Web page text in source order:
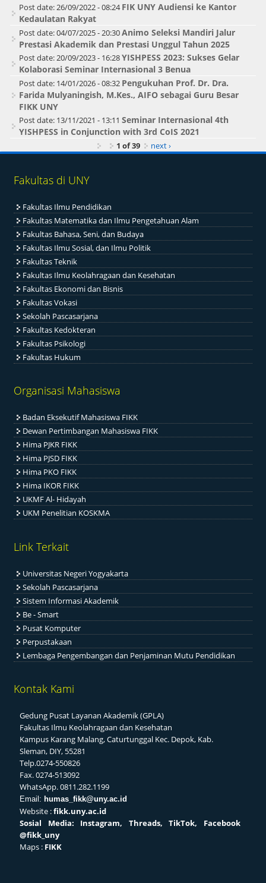
Post date:26/09/2022 - 08:24 FIK UNY Audiensi ke Kantor
Kedaulatan Rakyat
Post date:04/07/2025 - 20:30Animo Seleksi Mandiri Jalur
Prestasi Akademik dan Prestasi Unggul Tahun 2025
Post date:20/09/2023 - 16:28YISHPESS 2023: Sukses Gelar
Kolaborasi Seminar Internasional 3 Benua
Post date: 14/01/2026 - 08:32 Pengukuhan Prof. Dr. Dra.
Farida Mulyaningish, M.Kes., AIFO sebagai Guru Besar
FIKK UNY
Post date: 13/11/2021 - 13:11 Seminar Internasional 4th
YISHPESS in Conjunction with 3rd CoIS 2021
1 of 39 next ›
Fakultas di UNY
Fakultas Ilmu Pendidikan
Fakultas Matematika dan Ilmu Pengetahuan Alam
Fakultas Bahasa, Seni, dan Budaya
Fakultas Ilmu Sosial, dan Ilmu Politik
Fakultas Teknik
Fakultas Ilmu Keolahragaan dan Kesehatan
Fakultas Ekonomi dan Bisnis
Fakultas Vokasi
Sekolah Pascasarjana
Fakultas Kedokteran
Fakultas Psikologi
Fakultas Hukum
Organisasi Mahasiswa
Badan Eksekutif Mahasiswa FIKK
Dewan Pertimbangan Mahasiswa FIKK
Hima PJKR FIKK
Hima PJSD FIKK
Hima PKO FIKK
Hima IKOR FIKK
UKMF Al- Hidayah
UKM Penelitian KOSKMA
Link Terkait
Universitas Negeri Yogyakarta
Sekolah Pascasarjana
Sistem Informasi Akademik
Be - Smart
Pusat Komputer
Perpustakaan
Lembaga Pengembangan dan Penjaminan Mutu Pendidikan
Kontak Kami
Gedung Pusat Layanan Akademik (GPLA)
Fakultas Ilmu Keolahragaan dan Kesehatan
Kampus Karang Malang, Caturtunggal Kec. Depok, Kab.
Sleman, DIY, 55281
Telp.0274-550826
Fax. 0274-513092
WhatsApp. 0811.282.1199
Email: humas_fikk@uny.ac.id
Website :fikk.uny.ac.id
Sosial
Media: Instagram, Threads, TikTok, Facebook
@fikk_uny
Maps : FIKK